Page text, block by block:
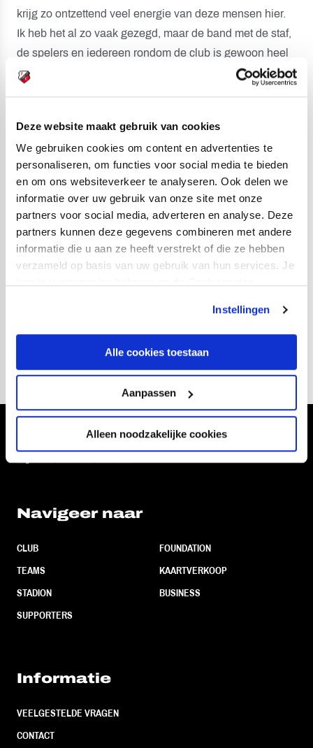
Deze website maakt gebruik van cookies
We gebruiken cookies om content en advertenties te
personaliseren, om functies voor social media te bieden
en om ons websiteverkeer te analyseren. Ook delen we
informatie over uw gebruik van onze site met onze
partners voor social media, adverteren en analyse. Deze
partners kunnen deze gegevens combineren met andere
informatie die u aan ze heeft verstrekt of die ze hebben
verzameld op basis van uw gebruik van hun services. Je
Instellingen
Alle cookies toestaan
Aanpassen
Alleen noodzakelijke cookies
krijg zo ontzettend veel energie van deze mensen hier.
Ik heb het al zo vaak gezegd, maar de band met de staf,
de spelers en iedereen rondom de club is gewoon heel
erg goed. Deze club is aan het bouwen en daar wil ik
Technisch Directeur Jordy Zuidam, die ook sprak op de
Technische Avond, reageert uiteraard enthousiast op het
nieuws. “Toen we Ron vorig jaar vroegen om in te
stappen, koos hij bewust voor een contract voor twee
seizoenen. Destijds waren we enorm blij dat hij zijn
sabbatical voor ons wilde onderbreken. Sindsdien is er
iets bijzonders ontstaan. De prestaties spreken voor
zich. Met zijn ervaring en persoonlijk weet Ron de
langer met hem door zouden gaan. Met Ron aan boord
zetten we een belangrijke stap richting de toekomst.”
Volg ons ook via
Navigeer naar
CLUB
TEAMS
STADION
SUPPORTERS
FOUNDATION
KAARTVERKOOP
BUSINESS
Informatie
VEELGESTELDE VRAGEN
CONTACT